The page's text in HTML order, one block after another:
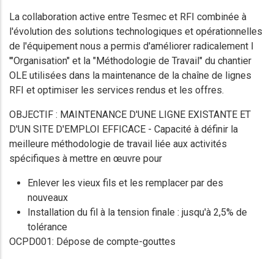
La collaboration active entre Tesmec et RFI combinée à
l'évolution des solutions technologiques et opérationnelles
de l'équipement nous a permis d'améliorer radicalement l
'"Organisation" et la "Méthodologie de Travail" du chantier
OLE utilisées dans la maintenance de la chaîne de lignes
RFI et optimiser les services rendus et les offres.
OBJECTIF : MAINTENANCE D'UNE LIGNE EXISTANTE ET
D'UN SITE D'EMPLOI EFFICACE - Capacité à définir la
meilleure méthodologie de travail liée aux activités
spécifiques à mettre en œuvre pour
Enlever les vieux fils et les remplacer par des
nouveaux
Installation du fil à la tension finale : jusqu'à 2,5% de
tolérance
OCPD001: Dépose de compte-gouttes